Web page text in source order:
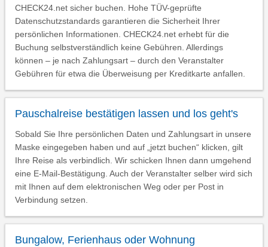
CHECK24.net sicher buchen. Hohe TÜV-geprüfte
Datenschutzstandards garantieren die Sicherheit Ihrer
persönlichen Informationen. CHECK24.net erhebt für die
Buchung selbstverständlich keine Gebühren. Allerdings
können – je nach Zahlungsart – durch den Veranstalter
Gebühren für etwa die Überweisung per Kreditkarte anfallen.
Pauschalreise bestätigen lassen und los geht's
Sobald Sie Ihre persönlichen Daten und Zahlungsart in unsere
Maske eingegeben haben und auf „jetzt buchen“ klicken, gilt
Ihre Reise als verbindlich. Wir schicken Ihnen dann umgehend
eine E-Mail-Bestätigung. Auch der Veranstalter selber wird sich
mit Ihnen auf dem elektronischen Weg oder per Post in
Verbindung setzen.
Bungalow, Ferienhaus oder Wohnung